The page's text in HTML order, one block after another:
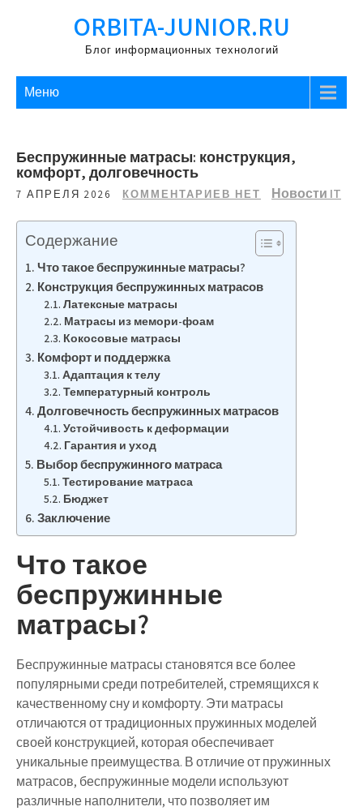
ORBITA-JUNIOR.RU
Блог информационных технологий
Меню
Беспружинные матрасы: конструкция,
комфорт, долговечность
7 АПРЕЛЯ 2026 КОММЕНТАРИЕВ НЕТ Новости IT
Содержание
Что такое беспружинные матрасы?
Конструкция беспружинных матрасов
Латексные матрасы
Матрасы из мемори-фоам
Кокосовые матрасы
Комфорт и поддержка
Адаптация к телу
Температурный контроль
Долговечность беспружинных матрасов
Устойчивость к деформации
Гарантия и уход
Выбор беспружинного матраса
Тестирование матраса
Бюджет
Заключение
Что такое
беспружинные
матрасы?
Беспружинные матрасы становятся все более
популярными среди потребителей, стремящихся к
качественному сну и комфорту. Эти матрасы
отличаются от традиционных пружинных моделей
своей конструкцией, которая обеспечивает
уникальные преимущества. В отличие от пружинных
матрасов, беспружинные модели используют
различные наполнители, что позволяет им